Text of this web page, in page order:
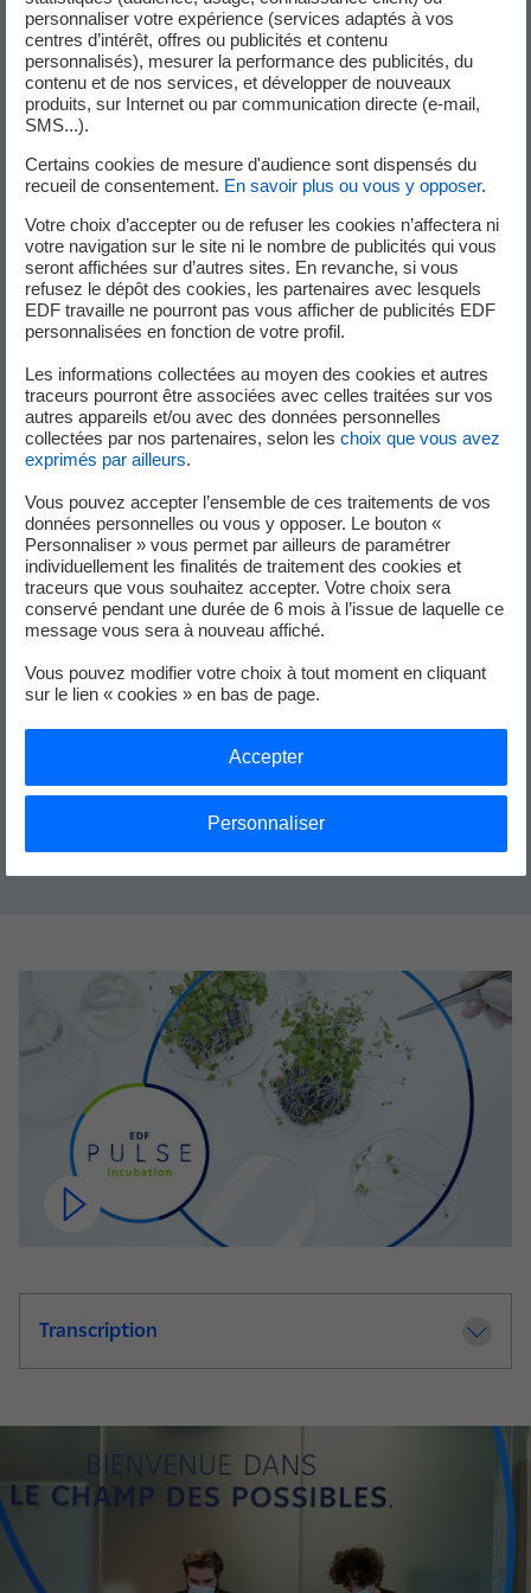
Faisabilité commerciale, désirabilité client
TEST
LAUNCH
MVP, premières ventes, plan de développement sur 5 ans
Transcription
personnaliser votre expérience (services adaptés à vos
centres d’intérêt, offres ou publicités et contenu
personnalisés), mesurer la performance des publicités, du
contenu et de nos services, et développer de nouveaux
produits, sur Internet ou par communication directe (e-mail,
SMS...).
Certains cookies de mesure d'audience sont dispensés du
recueil de consentement. En savoir plus ou vous y opposer.
Votre choix d’accepter ou de refuser les cookies n’affectera ni
votre navigation sur le site ni le nombre de publicités qui vous
seront affichées sur d’autres sites. En revanche, si vous
refusez le dépôt des cookies, les partenaires avec lesquels
EDF travaille ne pourront pas vous afficher de publicités EDF
personnalisées en fonction de votre profil.
Les informations collectées au moyen des cookies et autres
traceurs pourront être associées avec celles traitées sur vos
autres appareils et/ou avec des données personnelles
collectées par nos partenaires, selon les choix que vous avez
exprimés par ailleurs.
Vous pouvez accepter l’ensemble de ces traitements de vos
données personnelles ou vous y opposer. Le bouton «
Personnaliser » vous permet par ailleurs de paramétrer
individuellement les finalités de traitement des cookies et
traceurs que vous souhaitez accepter. Votre choix sera
conservé pendant une durée de 6 mois à l’issue de laquelle ce
message vous sera à nouveau affiché.
Vous pouvez modifier votre choix à tout moment en cliquant
sur le lien « cookies » en bas de page.
Personnaliser
Accepter